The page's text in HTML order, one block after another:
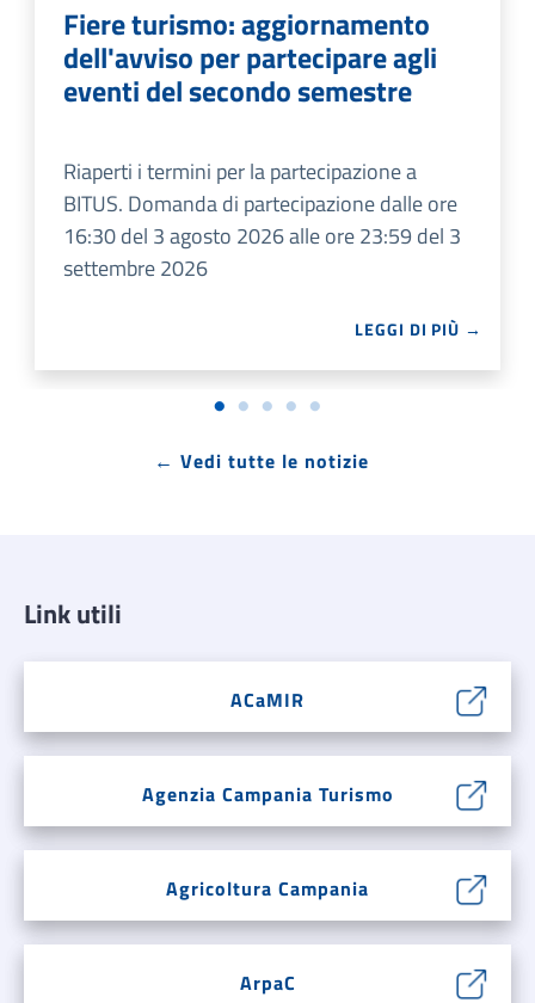
Fiere turismo: aggiornamento
dell'avviso per partecipare agli
eventi del secondo semestre
Riaperti i termini per la partecipazione a
BITUS. Domanda di partecipazione dalle ore
16:30 del 3 agosto 2026 alle ore 23:59 del 3
settembre 2026
LEGGI DI PIÙ →
← Vedi tutte le notizie
Link utili
ACaMIR
Agenzia Campania Turismo
Agricoltura Campania
ArpaC